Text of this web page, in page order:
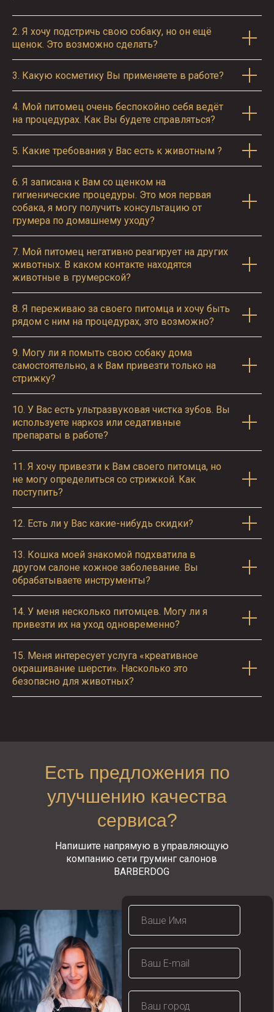
2. Я хочу подстричь свою собаку, но он ещё
щенок. Это возможно сделать?
3. Какую косметику Вы применяете в работе?
4. Мой питомец очень беспокойно себя ведёт
на процедурах. Как Вы будете справляться?
5. Какие требования у Вас есть к животным ?
6. Я записана к Вам со щенком на
гигиенические процедуры. Это моя первая
собака, я могу получить консультацию от
грумера по домашнему уходу?
7. Мой питомец негативно реагирует на других
животных. В каком контакте находятся
животные в грумерской?
8. Я переживаю за своего питомца и хочу быть
рядом с ним на процедурах, это возможно?
9. Могу ли я помыть свою собаку дома
самостоятельно, а к Вам привезти только на
стрижку?
10. У Вас есть ультразвуковая чистка зубов. Вы
используете наркоз или седативные
препараты в работе?
11. Я хочу привезти к Вам своего питомца, но
не могу определиться со стрижкой. Как
поступить?
12. Есть ли у Вас какие-нибудь скидки?
13. Кошка моей знакомой подхватила в
другом салоне кожное заболевание. Вы
обрабатываете инструменты?
14. У меня несколько питомцев. Могу ли я
привезти их на уход одновременно?
15. Меня интересует услуга «креативное
окрашивание шерсти». Насколько это
безопасно для животных?
Есть предложения по
улучшению качества
сервиса?
Напишите напрямую в управляющую
компанию сети груминг салонов
BARBERDOG